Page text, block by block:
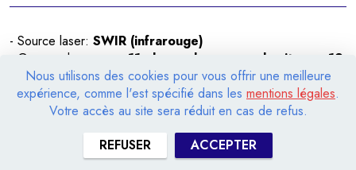
Nous utilisons des cookies pour vous offrir une meilleure
expérience, comme l'est spécifié dans les mentions légales.
Votre accès au site sera réduit en cas de refus.
REFUSER
ACCEPTER
- Source laser: SWIR (infrarouge)
- Gamme de mesure: 11 plages de mesure de vitesse, 19
plages de mesure de déplacement; 11 plages de
mesures accélération
- Longueur d'onde laser: 1550 nm
- Classe de protection Laser: Puissance de sortie : < 1mW,
- Valeur de mesure:Vitesse,déplacement, accélération